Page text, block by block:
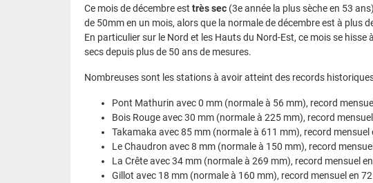
Ce mois de décembre est très sec (3e année la plus sèche en 53
de 50mm en un mois, alors que la normale de décembre est à plus
En particulier sur le Nord et les Hauts du Nord-Est, ce mois se hisse
secs depuis plus de 50 ans de mesures.
Nombreuses sont les stations à avoir atteint des records
Pont Mathurin avec 0 mm (normale à 56 mm), record
Bois Rouge avec 30 mm (normale à 225 mm), record
Takamaka avec 85 mm (normale à 611 mm), record mensuel
Le Chaudron avec 8 mm (normale à 150 mm), record
La Crête avec 34 mm (normale à 269 mm), record mensuel
Gillot avec 18 mm (normale à 160 mm), record mensuel en